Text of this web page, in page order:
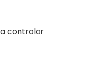
a controlar